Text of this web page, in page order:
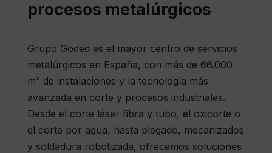
procesos metalúrgicos
Grupo Goded es el mayor centro de servicios
metalúrgicos en España, con más de 66.000
m² de instalaciones y la tecnología más
avanzada en corte y procesos industriales.
Desde el corte láser fibra y tubo, el oxicorte o
el corte por agua, hasta plegado, mecanizados
y soldadura robotizada, ofrecemos soluciones